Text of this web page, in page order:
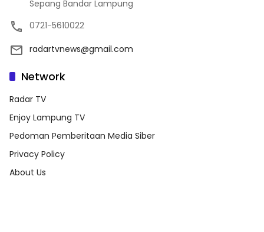
Sepang Bandar Lampung
0721-5610022
radartvnews@gmail.com
Network
Radar TV
Enjoy Lampung TV
Pedoman Pemberitaan Media Siber
Privacy Policy
About Us